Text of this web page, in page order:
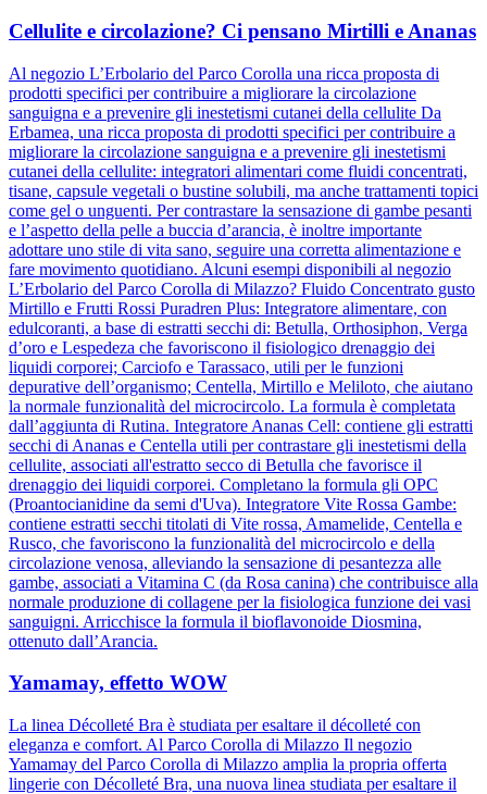
Cellulite e circolazione? Ci pensano Mirtilli e Ananas
Al negozio L’Erbolario del Parco Corolla una ricca proposta di
prodotti specifici per contribuire a migliorare la circolazione
sanguigna e a prevenire gli inestetismi cutanei della cellulite Da
Erbamea, una ricca proposta di prodotti specifici per contribuire a
migliorare la circolazione sanguigna e a prevenire gli inestetismi
cutanei della cellulite: integratori alimentari come fluidi concentrati,
tisane, capsule vegetali o bustine solubili, ma anche trattamenti topici
come gel o unguenti. Per contrastare la sensazione di gambe pesanti
e l’aspetto della pelle a buccia d’arancia, è inoltre importante
adottare uno stile di vita sano, seguire una corretta alimentazione e
fare movimento quotidiano. Alcuni esempi disponibili al negozio
L’Erbolario del Parco Corolla di Milazzo? Fluido Concentrato gusto
Mirtillo e Frutti Rossi Puradren Plus: Integratore alimentare, con
edulcoranti, a base di estratti secchi di: Betulla, Orthosiphon, Verga
d’oro e Lespedeza che favoriscono il fisiologico drenaggio dei
liquidi corporei; Carciofo e Tarassaco, utili per le funzioni
depurative dell’organismo; Centella, Mirtillo e Meliloto, che aiutano
la normale funzionalità del microcircolo. La formula è completata
dall’aggiunta di Rutina. Integratore Ananas Cell: contiene gli estratti
secchi di Ananas e Centella utili per contrastare gli inestetismi della
cellulite, associati all'estratto secco di Betulla che favorisce il
drenaggio dei liquidi corporei. Completano la formula gli OPC
(Proantocianidine da semi d'Uva). Integratore Vite Rossa Gambe:
contiene estratti secchi titolati di Vite rossa, Amamelide, Centella e
Rusco, che favoriscono la funzionalità del microcircolo e della
circolazione venosa, alleviando la sensazione di pesantezza alle
gambe, associati a Vitamina C (da Rosa canina) che contribuisce alla
normale produzione di collagene per la fisiologica funzione dei vasi
sanguigni. Arricchisce la formula il bioflavonoide Diosmina,
ottenuto dall’Arancia.
Yamamay, effetto WOW
La linea Décolleté Bra è studiata per esaltare il décolleté con
eleganza e comfort. Al Parco Corolla di Milazzo Il negozio
Yamamay del Parco Corolla di Milazzo amplia la propria offerta
lingerie con Décolleté Bra, una nuova linea studiata per esaltare il